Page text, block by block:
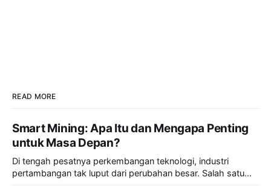
READ MORE
Smart Mining: Apa Itu dan Mengapa Penting
untuk Masa Depan?
Di tengah pesatnya perkembangan teknologi, industri
pertambangan tak luput dari perubahan besar. Salah satu